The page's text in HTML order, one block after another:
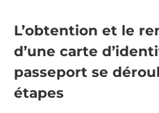
L’obtention et le
d’une carte
passeport se
étapes